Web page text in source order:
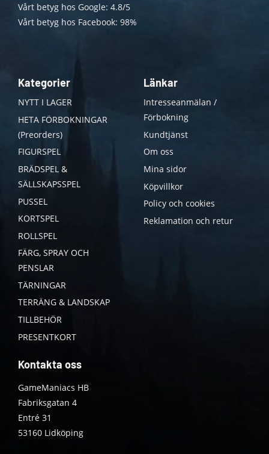
Vårt betyg hos Google: 4.8/5
Vårt betyg hos Facebook: 98%
Kategorier
NYTT I LAGER
HETA FÖRBOKNINGAR
(Preorders)
FIGURSPEL
BRÄDSPEL &
SÄLLSKAPSSPEL
PUSSEL
KORTSPEL
ROLLSPEL
FÄRG, SPRAY OCH
PENSLAR
TÄRNINGAR
TERRÄNG & LANDSKAP
TILLBEHÖR
PRESENTKORT
Länkar
Intresseanmälan /
Förbokning
Kundtjänst
Om oss
Mina sidor
Köpvillkor
Policy och cookies
Reklamation och retur
Kontakta oss
GameManiacs HB
Fabriksgatan 4
Entré 31
53160 Lidköping